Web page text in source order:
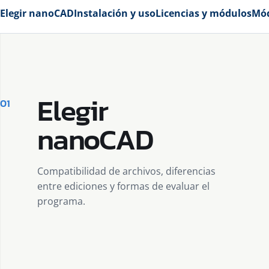
Elegir nanoCADInstalación y usoLicencias y módulos
01 Elegir
nanoCAD
Compatibilidad de archivos, diferencias
entre ediciones y formas de evaluar el
programa.